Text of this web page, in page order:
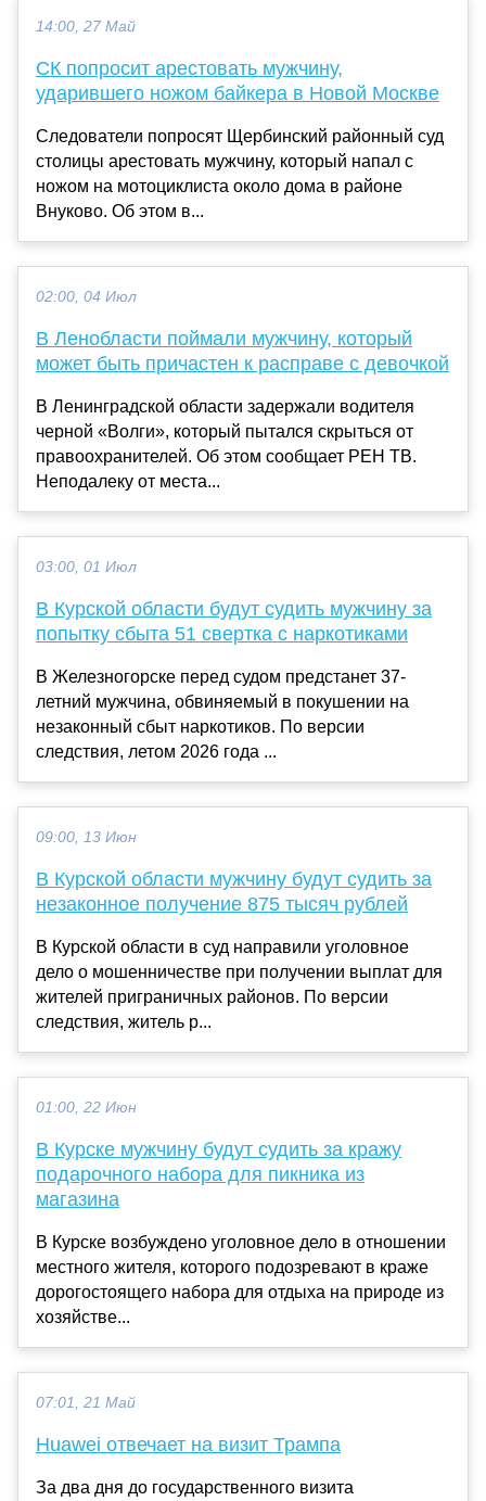
14:00, 27 Май
СК попросит арестовать мужчину,
ударившего ножом байкера в Новой Москве
Следователи попросят Щербинский районный суд
столицы арестовать мужчину, который напал с
ножом на мотоциклиста около дома в районе
Внуково. Об этом в...
02:00, 04 Июл
В Ленобласти поймали мужчину, который
может быть причастен к расправе с девочкой
В Ленинградской области задержали водителя
черной «Волги», который пытался скрыться от
правоохранителей. Об этом сообщает РЕН ТВ.
Неподалеку от места...
03:00, 01 Июл
В Курской области будут судить мужчину за
попытку сбыта 51 свертка с наркотиками
В Железногорске перед судом предстанет 37-
летний мужчина, обвиняемый в покушении на
незаконный сбыт наркотиков. По версии
следствия, летом 2026 года ...
09:00, 13 Июн
В Курской области мужчину будут судить за
незаконное получение 875 тысяч рублей
В Курской области в суд направили уголовное
дело о мошенничестве при получении выплат для
жителей приграничных районов. По версии
следствия, житель р...
01:00, 22 Июн
В Курске мужчину будут судить за кражу
подарочного набора для пикника из
магазина
В Курске возбуждено уголовное дело в отношении
местного жителя, которого подозревают в краже
дорогостоящего набора для отдыха на природе из
хозяйстве...
07:01, 21 Май
Huawei отвечает на визит Трампа
За два дня до государственного визита